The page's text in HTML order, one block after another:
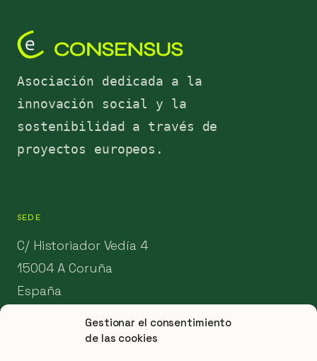
Gestionar el consentimiento
de las cookies
Asociación dedicada a la
innovación social y la
sostenibilidad a través de
proyectos europeos.
SEDE
C/ Historiador Vedía 4
15004 A Coruña
España
info@aconsensus.es